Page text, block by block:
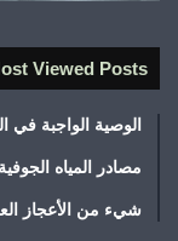
Viewed Posts
الوصية الواجبة في
مصادر المياه
شيء من الأعجاز